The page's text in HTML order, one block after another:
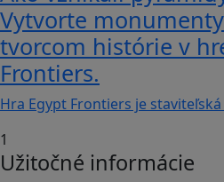
Vytvorte
tvorcom histórie v
Frontiers.
Hra Egypt Frontiers je
1
Užitočné informácie